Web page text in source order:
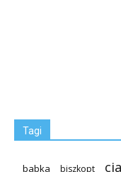
Tagi
babka biszkopt